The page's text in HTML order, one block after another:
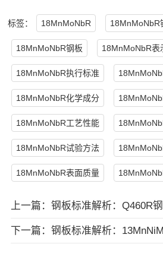
标签： 18MnMoNbR 18MnMoNbR
18MnMoNbR钢板 18MnMoNbR表
18MnMoNbR执行标准
18MnMoNbR化学成分
18MnMoNbR工艺性能
18MnMoNbR试验方法
18MnMoNbR表面质量
上一篇： 钢板标准解析：Q460R钢板 表示方法 执行标准 交货状态 化学成分 力学性能和工
下一篇： 钢板标准解析：13MnNiMoR钢板 表示方法 执行标准 交货状态 化学成分 力学性能